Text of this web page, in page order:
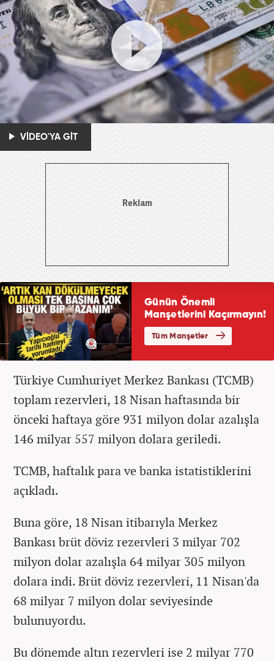
VİDEO'YA GİT
Türkiye Cumhuriyet Merkez Bankası (TCMB)
toplam rezervleri, 18 Nisan haftasında bir
önceki haftaya göre 931 milyon dolar azalışla
146 milyar 557 milyon dolara geriledi.
TCMB, haftalık para ve banka istatistiklerini
açıkladı.
Buna göre, 18 Nisan itibarıyla Merkez
Bankası brüt döviz rezervleri 3 milyar 702
milyon dolar azalışla 64 milyar 305 milyon
dolara indi. Brüt döviz rezervleri, 11 Nisan'da
68 milyar 7 milyon dolar seviyesinde
bulunuyordu.
Bu dönemde altın rezervleri ise 2 milyar 770